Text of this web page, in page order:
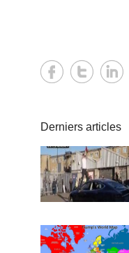
Derniers articles